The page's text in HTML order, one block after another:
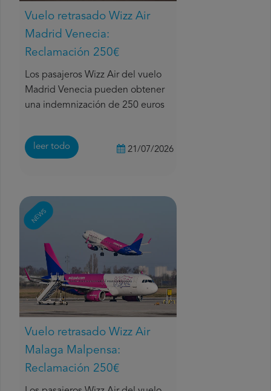
Vuelo retrasado Wizz Air
Madrid Venecia:
Reclamación 250€
Los pasajeros Wizz Air del vuelo
Madrid Venecia pueden obtener
una indemnización de 250 euros
leer todo 21/07/2026
NEWS
Vuelo retrasado Wizz Air
Malaga Malpensa:
Reclamación 250€